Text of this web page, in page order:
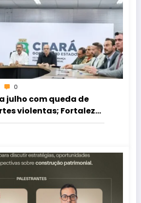
0
julho com queda de
violentas; Fortaleza
de 62,3%